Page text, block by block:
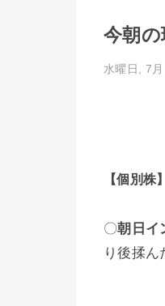
今朝
水曜日, 7
【個別株】
〇朝日イ
り後揉ん